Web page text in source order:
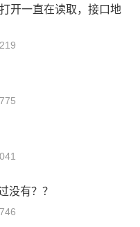
开一直在读取，接口地
没有？？